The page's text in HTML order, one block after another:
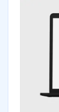
Bienes